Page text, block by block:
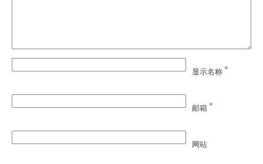
显示名称*
邮箱*
网站